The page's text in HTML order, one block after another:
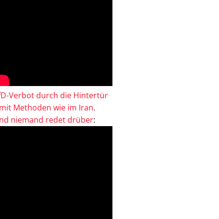
Verbot durch die Hintertür
Methoden wie im Iran.
niemand redet drüber: